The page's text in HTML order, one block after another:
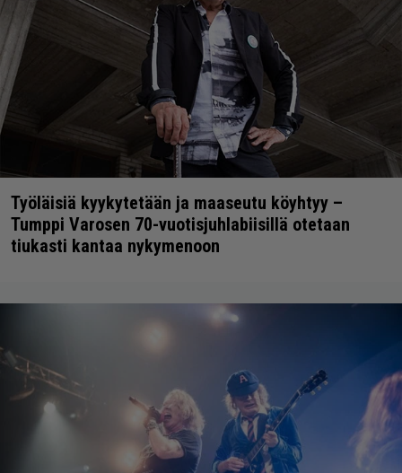
Työläisiä kyykytetään ja maaseutu köyhtyy –
Tumppi Varosen 70-vuotisjuhlabiisillä otetaan
tiukasti kantaa nykymenoon